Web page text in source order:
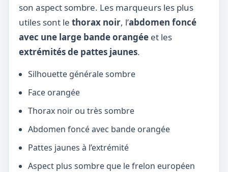
son aspect sombre. Les marqueurs les plus
utiles sont le thorax noir, l’abdomen foncé
avec une large bande orangée et les
extrémités de pattes jaunes.
Silhouette générale sombre
Face orangée
Thorax noir ou très sombre
Abdomen foncé avec bande orangée
Pattes jaunes à l’extrémité
Aspect plus sombre que le frelon européen